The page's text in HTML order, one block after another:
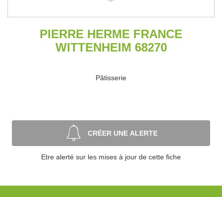
PIERRE HERME FRANCE
WITTENHEIM 68270
Pâtisserie
CRÉER UNE ALERTE
Etre alerté sur les mises à jour de cette fiche